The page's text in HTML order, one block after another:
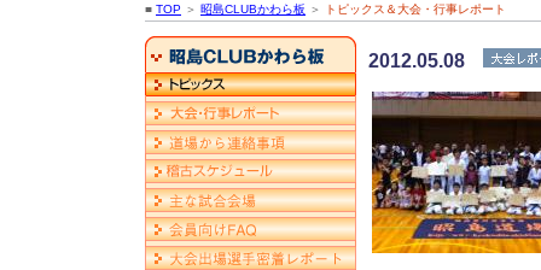
■ TOP ＞ 昭島CLUBかわら板 ＞ トピックス＆大会・行事レポート
2012.05.08